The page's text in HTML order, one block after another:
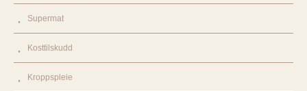
Supermat
Kosttilskudd
Kroppspleie